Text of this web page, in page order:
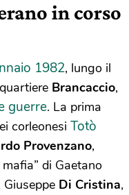
in corso
1982, lungo il
Brancaccio,
guerre. La prima
corleonesi Totò
Provenzano,
di Gaetano
Giuseppe Di Cristina,